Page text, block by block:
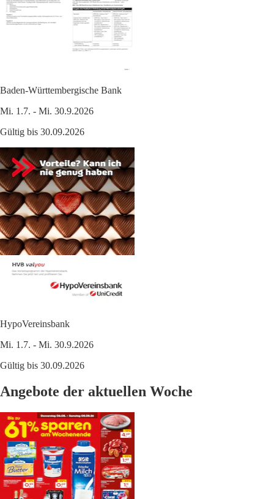
Baden-Württembergische Bank
Mi. 1.7. - Mi. 30.9.2026
Gültig bis 30.09.2026
HypoVereinsbank
Mi. 1.7. - Mi. 30.9.2026
Gültig bis 30.09.2026
Angebote der aktuellen Woche